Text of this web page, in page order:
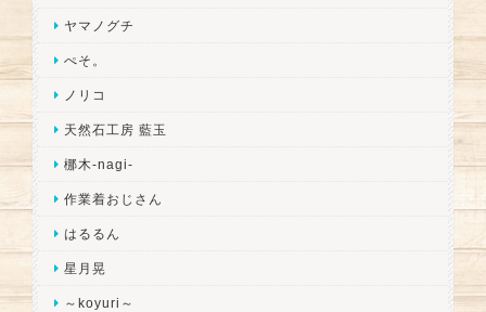
ヤマノグチ
ぺそ。
ノリコ
天然石工房 藍玉
梛木-nagi-
作業着おじさん
はるるん
星月晃
～koyuri～